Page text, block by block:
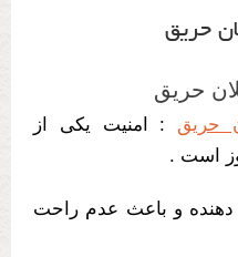
حریق
حریق
حریق : امنیت یکی از
است .
دهنده و باعث عدم راحت